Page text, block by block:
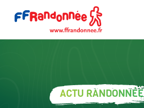
ACTU RANDONNÉE